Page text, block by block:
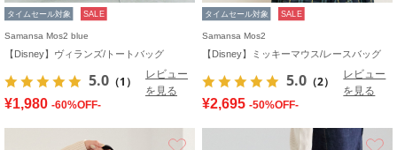
タイムセール対象 SALE
Samansa Mos2 blue
【Disney】ヴィランズ/トートバッグ
5.0 （1）
レビュー
を見る
¥1,980 -60%OFF-
タイムセール対象 SALE
Samansa Mos2
【Disney】ミッキーマウス/レースバッグ
5.0 （2）
レビュー
を見る
¥2,695 -50%OFF-